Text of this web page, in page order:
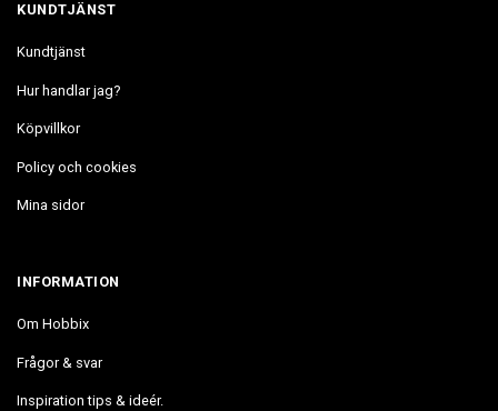
KUNDTJÄNST
Kundtjänst
Hur handlar jag?
Köpvillkor
Policy och cookies
Mina sidor
INFORMATION
Om Hobbix
Frågor & svar
Inspiration tips & ideér.